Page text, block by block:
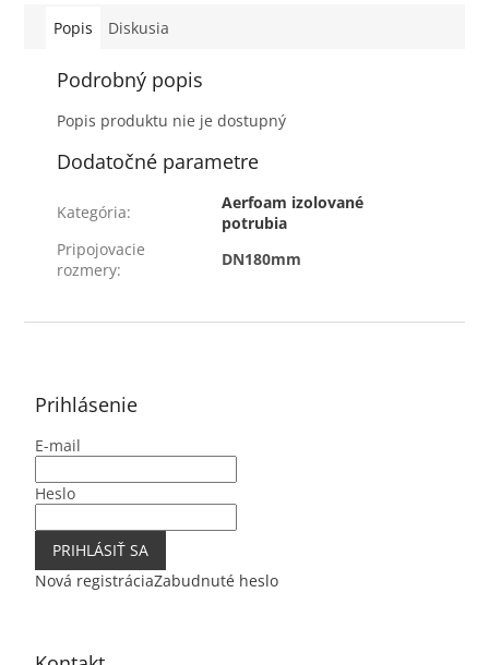
Popis Diskusia
Podrobný popis
Popis produktu nie je dostupný
Dodatočné parametre
Kategória:
Aerfoam izolované
potrubia
Pripojovacie
rozmery:
DN180mm
Prihlásenie
E-mail
Heslo
PRIHLÁSIŤ SA
Nová registráciaZabudnuté heslo